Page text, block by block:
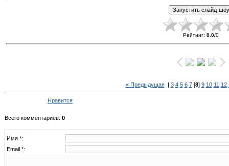
Рейтинг: 0.0/0
« Предыдущая| 3 4 5 6 7[8] 9 10 11 12
Нравится
Всего комментариев: 0
Имя *:
Email *: